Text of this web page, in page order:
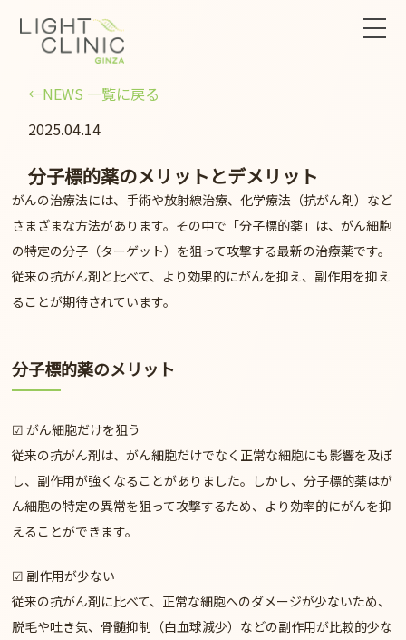
←NEWS 一覧に戻る
2025.04.14
分子標的薬のメリットとデメリット
がんの治療法には、手術や放射線治療、化学療法（抗がん剤）など
さまざまな方法があります。その中で 「分子標的薬」 は、がん細胞
の特定の分子（ターゲット）を狙って攻撃する最新の治療薬です。
従来の抗がん剤と比べて、より効果的にがんを抑え、副作用を抑え
ることが期待されています。
分子標的薬のメリット
☑がん細胞だけを狙う
従来の抗がん剤は、がん細胞だけでなく正常な細胞にも影響を及ぼ
し、副作用が強くなることがありました。しかし、分子標的薬はが
ん細胞の特定の異常を狙って攻撃するため、より効率的にがんを抑
えることができます。
☑ 副作用が少ない
従来の抗がん剤に比べて、 正常な細胞へのダメージが少ないため、
脱毛や吐き気、骨髄抑制（白血球減少）などの副作用が比較的少な